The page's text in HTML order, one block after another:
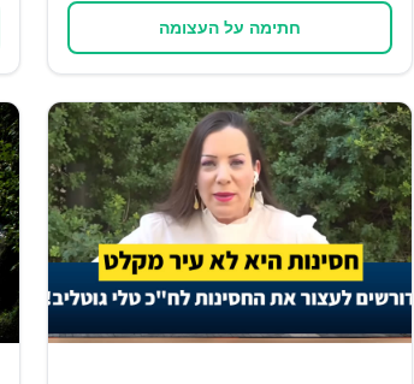
חתימה על העצומה